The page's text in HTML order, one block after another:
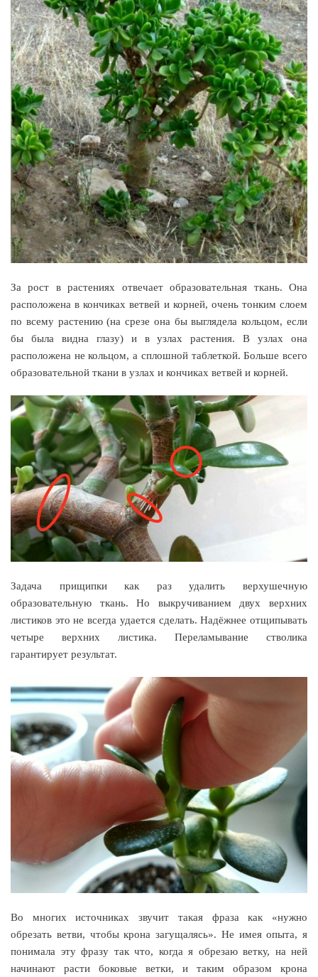
За рост в растениях отвечает образовательная ткань. Она
расположена в кончиках ветвей и корней, очень тонким слоем
по всему растению (на срезе она бы выглядела кольцом, если
бы была видна глазу) и в узлах растения. В узлах она
расположена не кольцом, а сплошной таблеткой. Больше всего
образовательной ткани в узлах и кончиках ветвей и корней.
Задача прищипки как раз удалить верхушечную
образовательную ткань. Но выкручиванием двух верхних
листиков это не всегда удается сделать. Надёжнее отщипывать
четыре верхних листика. Переламывание стволика
гарантирует результат.
Во многих источниках звучит такая фраза как «нужно
обрезать ветви, чтобы крона загущалясь». Не имея опыта, я
понимала эту фразу так что, когда я обрезаю ветку, на ней
начинают расти боковые ветки, и таким образом крона